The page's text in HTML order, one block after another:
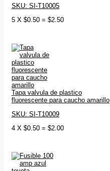
SKU: SI-T10005
5 X $0.50 = $2.50
Tapa valvula de plastico
fluorescente para caucho amarillo
SKU: SI-T10009
4 X $0.50 = $2.00